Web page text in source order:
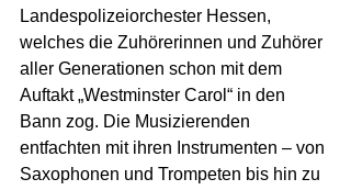
Landespolizeiorchester Hessen,
welches die Zuhörerinnen und Zuhörer
aller Generationen schon mit dem
Auftakt „Westminster Carol“ in den
Bann zog. Die Musizierenden
entfachten mit ihren Instrumenten – von
Saxophonen und Trompeten bis hin zu